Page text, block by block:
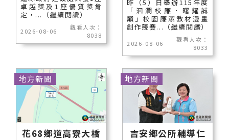
卓越獎及1座優質獎肯
定，...（繼續閱讀）
2026-08-06
觀看人次：
8038
昨（5）日舉辦115年度
「洄瀾校廉．曙耀誠
巔」校園廉潔教材漫畫
創作競賽...（繼續閱讀）
2026-08-06
觀看人次：
8033
花68鄉道高寮大橋
地方新聞
吉安鄉公所輔導仁
地方新聞